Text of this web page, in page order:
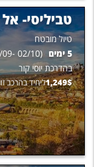
טביליסי-
טיול מובטח
5ימים (
02/10
-
09
בהדרכת יוסי קור
1,249$ ליחיד בהרכב